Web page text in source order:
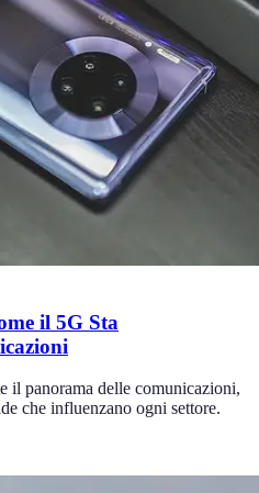
il 5G Sta
il panorama delle comunicazioni,
che influenzano ogni settore.